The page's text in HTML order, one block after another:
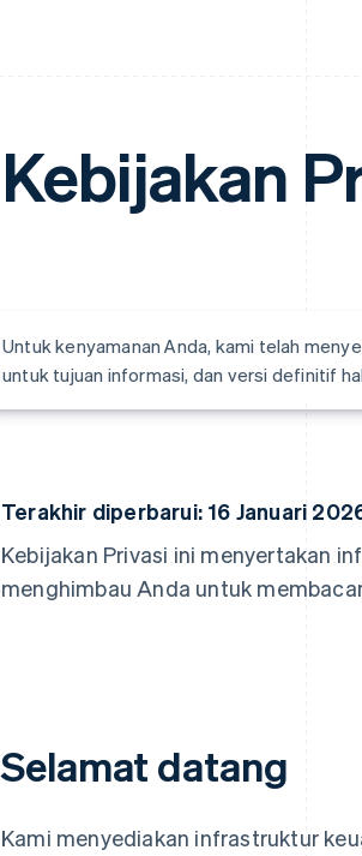
Kebijakan
Untuk kenyamanan Anda, kami telah
untuk tujuan informasi, dan versi definitif
Terakhir diperbarui: 16 Januari
Kebijakan Privasi ini menyertakan
menghimbau Anda untuk
Selamat datang
Kami menyediakan infrastruktur